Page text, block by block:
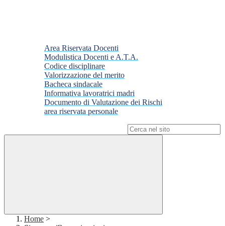
Area Riservata Docenti
Modulistica Docenti e A.T.A.
Codice disciplinare
Valorizzazione del merito
Bacheca sindacale
Informativa lavoratrici madri
Documento di Valutazione dei Rischi
area riservata personale
Home >